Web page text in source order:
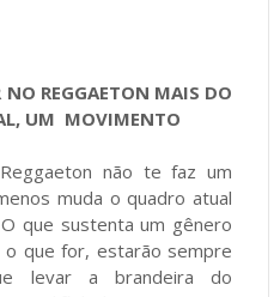
NO REGGAETON MAIS DO
UM MOVIMENTO
não te faz um
muda o quadro atual
que sustenta um gênero
que for, estarão sempre
levar a brandeira do